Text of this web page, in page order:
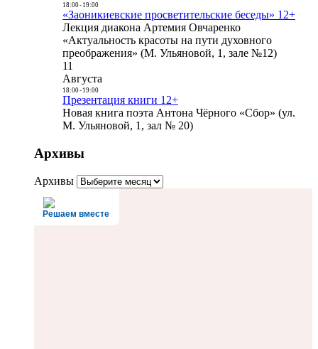
18:00- 19:00
«Заоникиевские просветительские беседы» 12+
Лекция диакона Артемия Овчаренко
«Актуальность красоты на пути духовного
преображения» (М. Ульяновой, 1, зале №12)
11
Августа
18:00- 19:00
Презентация книги 12+
Новая книга поэта Антона Чёрного «Сбор» (ул.
М. Ульяновой, 1, зал № 20)
Архивы
Архивы
Решаем вместе